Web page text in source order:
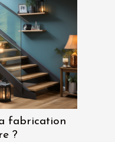
fabrication
?